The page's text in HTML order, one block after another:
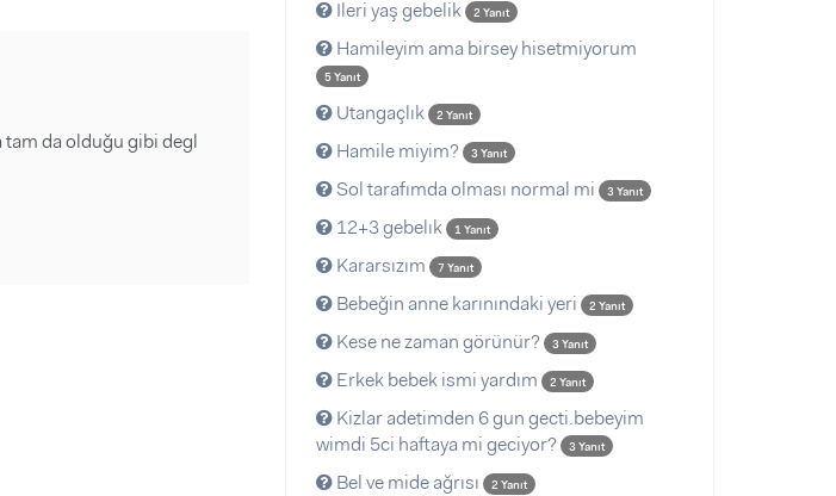
tam da olduğu gibi degl
Ileri yaş gebelik 2 Yanıt
Hamileyim ama birsey hisetmiyorum
5 Yanıt
Utangaçlık 2 Yanıt
Hamile miyim? 3 Yanıt
Sol tarafımda olması normal mi 3 Yanıt
12+3 gebelık 1 Yanıt
Kararsızım 7 Yanıt
Bebeğin anne karınındaki yeri 2 Yanıt
Kese ne zaman görünür? 3 Yanıt
Erkek bebek ismi yardım 2 Yanıt
Kizlar adetimden 6 gun gecti.bebeyim
wimdi 5ci haftaya mi geciyor?
3 Yanıt
Bel ve mide ağrısı 2 Yanıt